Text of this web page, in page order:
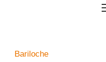
Bariloche